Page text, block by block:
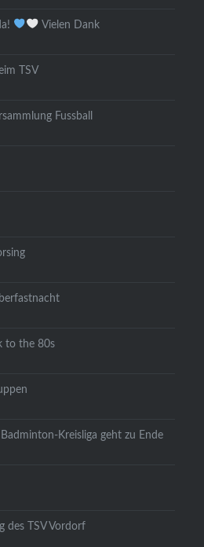
Vielen Dank
TSV
Fussball
to the 80s
Kreisliga geht zu Ende
des TSV Vordorf